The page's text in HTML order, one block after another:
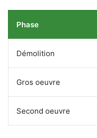
Phase
Démolition
Gros oeuvre
Second oeuvre